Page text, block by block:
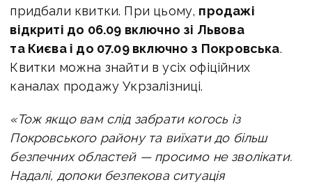
придбали квитки. При цьому, продажі
відкриті до 06.09 включно зі Львова
та Києва і до 07.09 включно з Покровська.
Квитки можна знайти в усіх офіційних
каналах продажу Укрзалізниці.
«Тож якщо вам слід забрати когось із
Покровського району та виїхати до більш
безпечних областей — просимо не зволікати.
Надалі, допоки безпекова ситуація